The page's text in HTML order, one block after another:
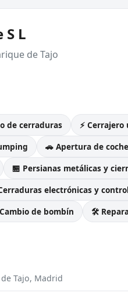
L
de Tajo
de cerraduras
⚡
🚗 Apertura de
🏪 Persianas metálicas y
electrónicas y
de bombín
🛠️
Tajo, Madrid